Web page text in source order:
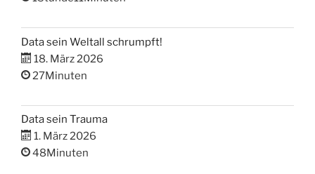
Data sein Weltall schrumpft!
18. März 2026
27Minuten
Data sein Trauma
1. März 2026
48Minuten